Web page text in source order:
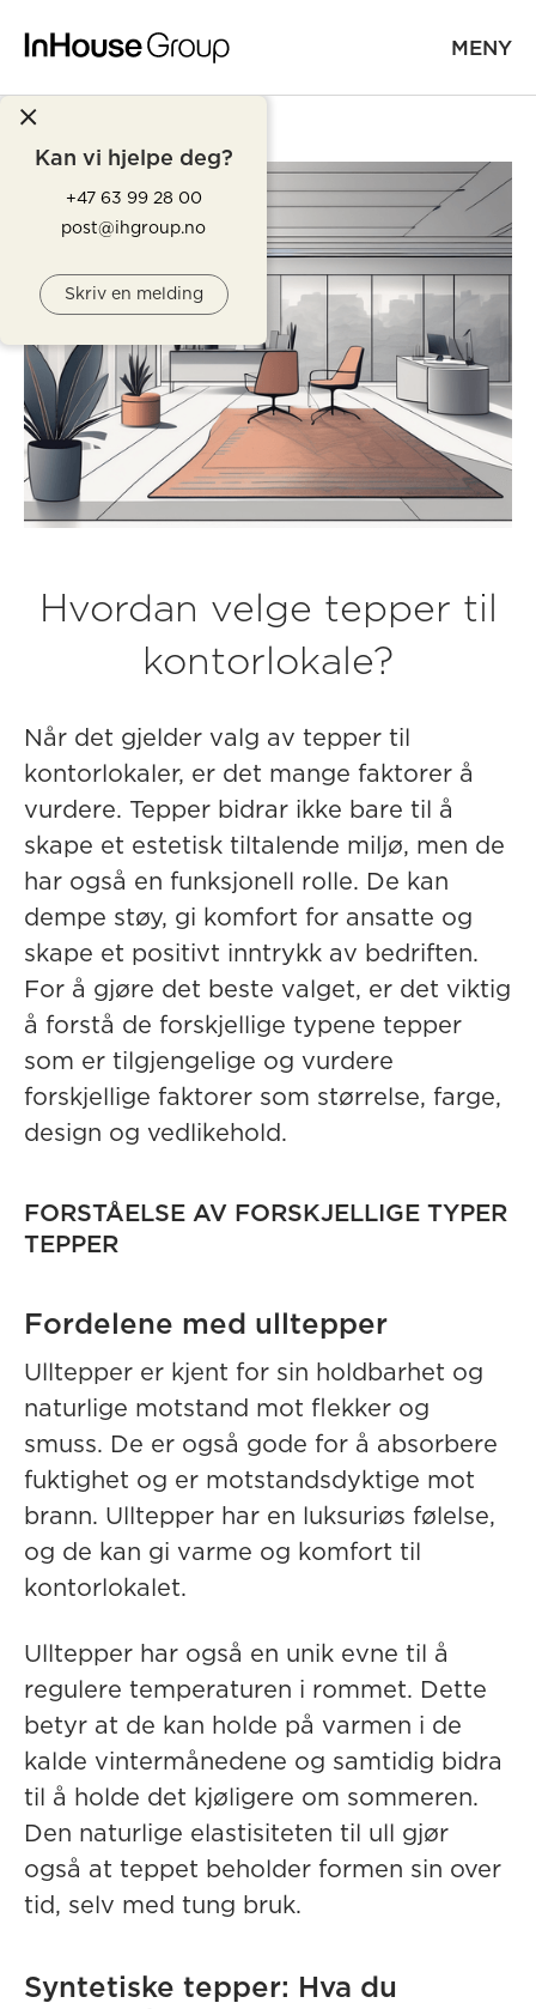
MENY
Kan vi hjelpe deg?
+47 63 99 28 00
post@ihgroup.no
Skriv en melding
Hvordan velge tepper til
kontorlokale?
Når det gjelder valg av tepper til
kontorlokaler, er det mange faktorer å
vurdere. Tepper bidrar ikke bare til å
skape et estetisk tiltalende miljø, men de
har også en funksjonell rolle. De kan
dempe støy, gi komfort for ansatte og
skape et positivt inntrykk av bedriften.
For å gjøre det beste valget, er det viktig
å forstå de forskjellige typene tepper
som er tilgjengelige og vurdere
forskjellige faktorer som størrelse, farge,
design og vedlikehold.
FORSTÅELSE AV FORSKJELLIGE TYPER
TEPPER
Fordelene med ulltepper
Ulltepper er kjent for sin holdbarhet og
naturlige motstand mot flekker og
smuss. De er også gode for å absorbere
fuktighet og er motstandsdyktige mot
brann. Ulltepper har en luksuriøs følelse,
og de kan gi varme og komfort til
kontorlokalet.
Ulltepper har også en unik evne til å
regulere temperaturen i rommet. Dette
betyr at de kan holde på varmen i de
kalde vintermånedene og samtidig bidra
til å holde det kjøligere om sommeren.
Den naturlige elastisiteten til ull gjør
også at teppet beholder formen sin over
tid, selv med tung bruk.
Syntetiske tepper: Hva du